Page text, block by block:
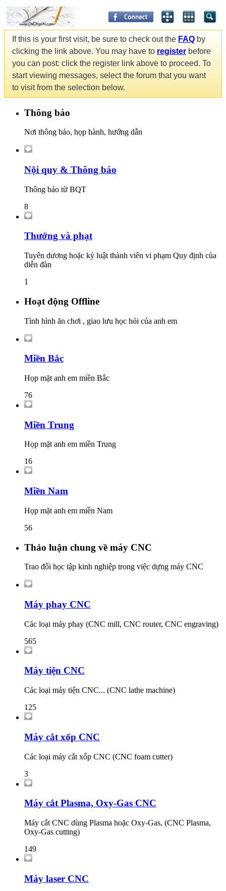
If this is your first visit, be sure to check out the FAQ by
clicking the link above. You may have to register before
you can post: click the register link above to proceed. To
start viewing messages, select the forum that you want
to visit from the selection below.
Thông báo
Nơi thông báo, họp hành, hướng dẫn
Nội quy & Thông báo
Thông báo từ BQT
8
Thưởng và phạt
Tuyên dương hoặc kỷ luật thành viên vi phạm Quy định của
diễn đàn
1
Hoạt động Offline
Tình hình ăn chơi , giao lưu học hỏi của anh em
Miền Bắc
Họp mặt anh em miền Bắc
76
Miền Trung
Họp mặt anh em miền Trung
16
Miền Nam
Họp mặt anh em miền Nam
56
Thảo luận chung về máy CNC
Trao đổi học tập kinh nghiệp trong việc dựng máy CNC
Máy phay CNC
Các loại máy phay (CNC mill, CNC router, CNC engraving)
565
Máy tiện CNC
Các loại máy tiện CNC... (CNC lathe machine)
125
Máy cắt xốp CNC
Các loại máy cắt xốp CNC (CNC foam cutter)
3
Máy cắt Plasma, Oxy-Gas CNC
Máy cắt CNC dùng Plasma hoặc Oxy-Gas, (CNC Plasma,
Oxy-Gas cutting)
149
Máy laser CNC